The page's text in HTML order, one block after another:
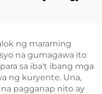
ng maraming
na gumagawa ito
sa iba't ibang mga
ng kuryente. Una,
pagganap nito ay